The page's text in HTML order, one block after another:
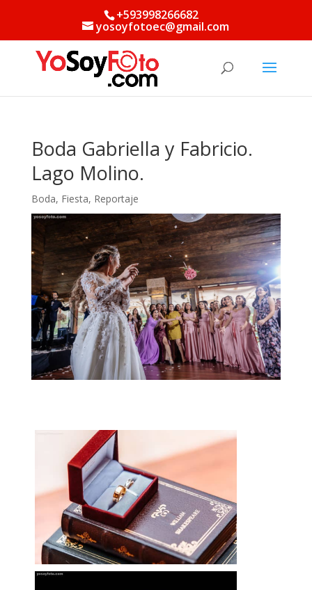
+593998266682
yosoyfotoec@gmail.com
Boda Gabriella y Fabricio.
Lago Molino.
Boda, Fiesta, Reportaje